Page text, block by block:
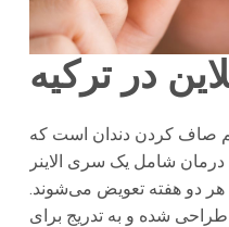
در ترکیه
صاف کردن دندان است که
درمان شامل یک سری الاینر
دو هفته تعویض می‌شوند.
طراحی شده و به تدریج برای